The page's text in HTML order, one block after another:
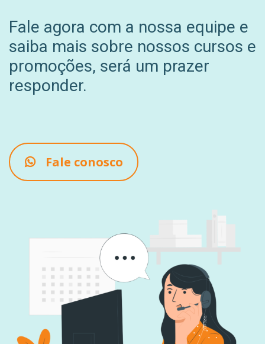
Fale agora com a nossa equipe e
saiba mais sobre nossos cursos e
promoções, será um prazer
responder.
Fale conosco